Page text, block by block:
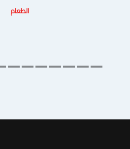
الطعام